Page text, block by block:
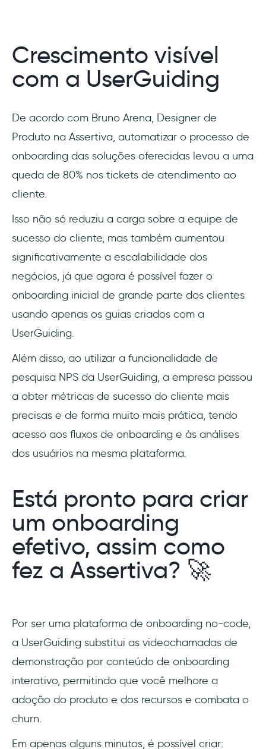
Crescimento visível
com a UserGuiding
De acordo com Bruno Arena, Designer de
Produto na Assertiva, automatizar o processo de
onboarding das soluções oferecidas levou a uma
queda de 80% nos tickets de atendimento ao
cliente.
Isso não só reduziu a carga sobre a equipe de
sucesso do cliente, mas também aumentou
significativamente a escalabilidade dos
negócios, já que agora é possível fazer o
onboarding inicial de grande parte dos clientes
usando apenas os guias criados com a
UserGuiding.
Além disso, ao utilizar a funcionalidade de
pesquisa NPS da UserGuiding, a empresa passou
a obter métricas de sucesso do cliente mais
precisas e de forma muito mais prática, tendo
acesso aos fluxos de onboarding e às análises
dos usuários na mesma plataforma.
Está pronto para criar
um onboarding
efetivo, assim como
fez a Assertiva? 🚀
Por ser uma plataforma de onboarding no-code,
a UserGuiding substitui as videochamadas de
demonstração por conteúdo de onboarding
interativo, permitindo que você melhore a
adoção do produto e dos recursos e combata o
churn.
Em apenas alguns minutos, é possível criar: